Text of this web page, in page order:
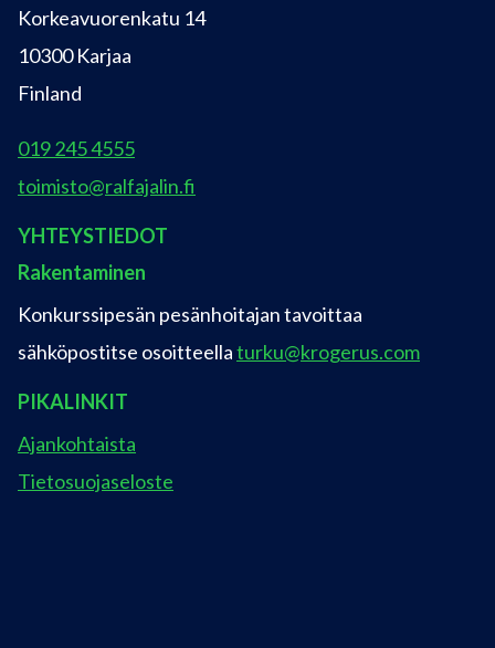
Korkeavuorenkatu 14
10300 Karjaa
Finland
019 245 4555
toimisto@ralfajalin.fi
YHTEYSTIEDOT
Rakentaminen
Konkurssipesän pesänhoitajan tavoittaa
sähköpostitse osoitteellaturku@krogerus.com
PIKALINKIT
Ajankohtaista
Tietosuojaseloste